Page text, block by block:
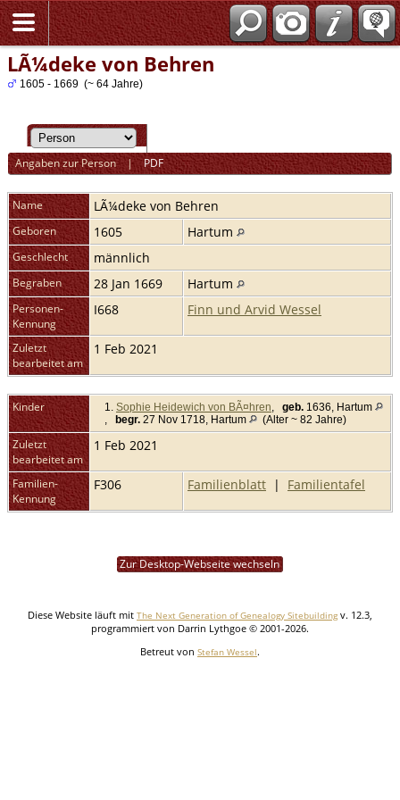
LÃ¼deke von Behren
1605 - 1669 (~ 64 Jahre)
Angaben zur Person|PDF
Name LÃ¼deke von Behren
Geboren 1605 Hartum
Geschlecht männlich
Begraben 28 Jan 1669 Hartum
Personen-
Kennung
I668 Finn und Arvid Wessel
Zuletzt
bearbeitet am
1 Feb 2021
Kinder 1. Sophie Heidewich von BÃ¤hren, geb. 1636, Hartum
,
begr. 27 Nov 1718, Hartum (Alter ~ 82 Jahre)
Zuletzt
bearbeitet am
1 Feb 2021
Familien-
Kennung
F306 Familienblatt | Familientafel
Zur Desktop-Webseite wechseln
Diese Website läuft mit The Next Generation of Genealogy Sitebuilding v. 12.3,
programmiert von Darrin Lythgoe © 2001-2026.
Betreut von Stefan Wessel.